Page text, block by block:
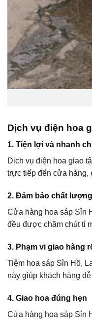
Dịch vụ điện hoa
1. Tiện lợi và nhanh
Dịch vụ điện hoa giao
trực tiếp đến cửa hàng,
2. Đảm bảo chất
Cửa hàng hoa sáp Sỉn
đều được chăm chút tỉ
3. Phạm vi giao hàng
Tiệm hoa sáp Sỉn Hồ,
này giúp khách hàng
4. Giao hoa đúng hẹn
Cửa hàng hoa sáp Sỉn